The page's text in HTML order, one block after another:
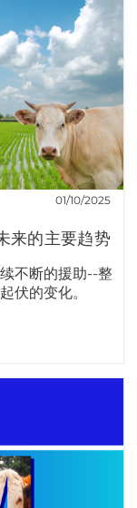
01/10/2025
来的主要趋势
不断的援助--整
伏的变化。